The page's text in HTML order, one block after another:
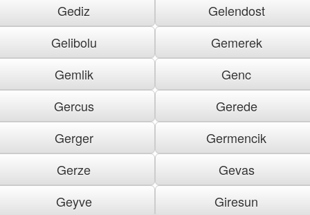
Gediz
Gelendost
Gelibolu
Gemerek
Gemlik
Genc
Gercus
Gerede
Gerger
Germencik
Gerze
Gevas
Geyve
Giresun